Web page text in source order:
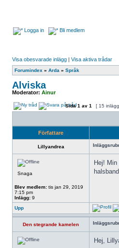
Logga in Bli medlem
Visa obesvarade inlägg | Visa aktiva trådar
Forumindex » Arda » Språk
Alviska
Moderator: Ainur
Sida1 av 1 [ 15
Författare
Lillyandrea
Snaga
Blev medlem: tis jan 29, 2019
7:15 pm
Inlägg: 9
Hej!
Upp
Den stegrande kamelen
Hej,